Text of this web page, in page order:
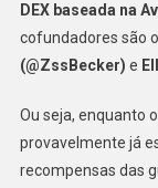
DEX baseada na
cofundadores são
(@ZssBecker) e
Ou seja, enquanto
provavelmente já
recompensas das